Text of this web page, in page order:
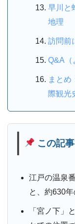
早川と
地理
訪問前
Q&A（
まとめ
際観光
この記
江戸の温泉
と、約630
「宮ノ下」